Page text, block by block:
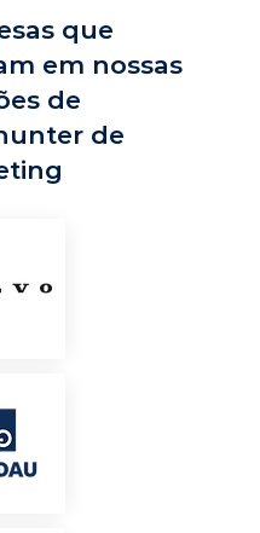
que
em nossas
de
de